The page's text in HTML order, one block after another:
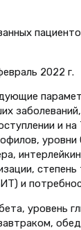
2022 г.
и
и
уровень